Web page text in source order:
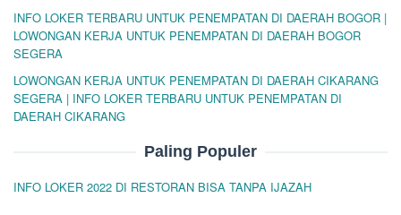
INFO LOKER TERBARU UNTUK PENEMPATAN DI DAERAH BOGOR |
LOWONGAN KERJA UNTUK PENEMPATAN DI DAERAH BOGOR
SEGERA
LOWONGAN KERJA UNTUK PENEMPATAN DI DAERAH CIKARANG
SEGERA | INFO LOKER TERBARU UNTUK PENEMPATAN DI
DAERAH CIKARANG
Paling Populer
INFO LOKER 2022 DI RESTORAN BISA TANPA IJAZAH